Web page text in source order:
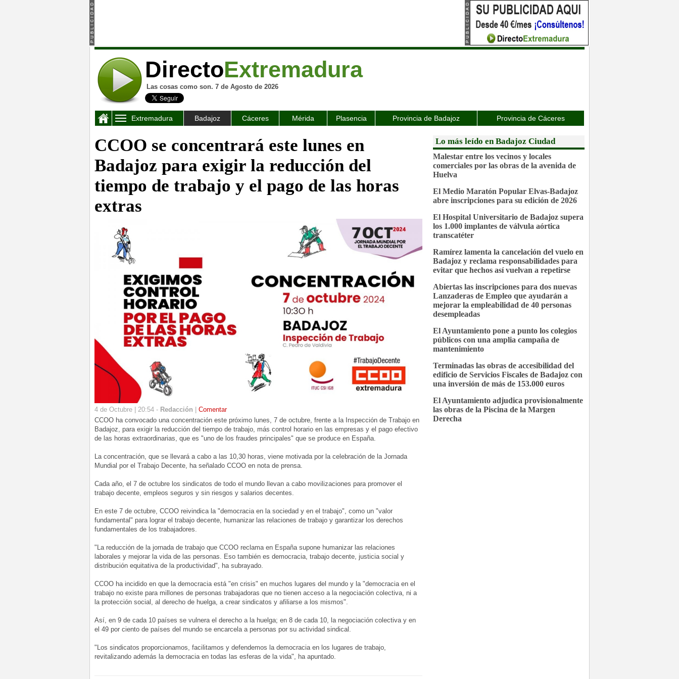
DirectoExtremadura
Las cosas como son. 7 de Agosto de 2026
Extremadura Badajoz Cáceres Mérida Plasencia Provincia de Badajoz Provincia de Cáceres
CCOO se concentrará este lunes en
Badajoz para exigir la reducción del
tiempo de trabajo y el pago de las horas
extras
4 de Octubre | 20:54 - Redacción
Comentar
CCOO ha convocado una concentración este próximo lunes, 7 de octubre, frente a la Inspección de Trabajo en
Badajoz, para exigir la reducción del tiempo de trabajo, más control horario en las empresas y el pago efectivo
de las horas extraordinarias, que es "uno de los fraudes principales" que se produce en España.
La concentración, que se llevará a cabo a las 10,30 horas, viene motivada por la celebración de la Jornada
Mundial por el Trabajo Decente, ha señalado CCOO en nota de prensa.
Cada año, el 7 de octubre los sindicatos de todo el mundo llevan a cabo movilizaciones para promover el
trabajo decente, empleos seguros y sin riesgos y salarios decentes.
En este 7 de octubre, CCOO reivindica la "democracia en la sociedad y en el trabajo", como un "valor
fundamental" para lograr el trabajo decente, humanizar las relaciones de trabajo y garantizar los derechos
fundamentales de los trabajadores.
"La reducción de la jornada de trabajo que CCOO reclama en España supone humanizar las relaciones
laborales y mejorar la vida de las personas. Eso también es democracia, trabajo decente, justicia social y
distribución equitativa de la productividad", ha subrayado.
CCOO ha incidido en que la democracia está "en crisis" en muchos lugares del mundo y la "democracia en el
trabajo no existe para millones de personas trabajadoras que no tienen acceso a la negociación colectiva, ni a
la protección social, al derecho de huelga, a crear sindicatos y afiliarse a los mismos".
Así, en 9 de cada 10 países se vulnera el derecho a la huelga; en 8 de cada 10, la negociación colectiva y en
el 49 por ciento de países del mundo se encarcela a personas por su actividad sindical.
"Los sindicatos proporcionamos, facilitamos y defendemos la democracia en los lugares de trabajo,
revitalizando además la democracia en todas las esferas de la vida", ha apuntado.
Lo más leído en Badajoz Ciudad
Malestar entre los vecinos y locales
comerciales por las obras de la avenida de
Huelva
El Medio Maratón Popular Elvas-Badajoz
abre inscripciones para su edición de 2026
El Hospital Universitario de Badajoz supera
los 1.000 implantes de válvula aórtica
transcatéter
Ramírez lamenta la cancelación del vuelo en
Badajoz y reclama responsabilidades para
evitar que hechos así vuelvan a repetirse
Abiertas las inscripciones para dos nuevas
Lanzaderas de Empleo que ayudarán a
mejorar la empleabilidad de 40 personas
desempleadas
El Ayuntamiento pone a punto los colegios
públicos con una amplia campaña de
mantenimiento
Terminadas las obras de accesibilidad del
edificio de Servicios Fiscales de Badajoz con
una inversión de más de 153.000 euros
El Ayuntamiento adjudica provisionalmente
las obras de la Piscina de la Margen
Derecha